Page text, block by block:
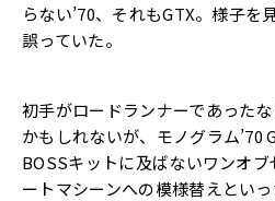
らない’70、それもGTX。様子を
誤っていた。
初手がロードランナーであった
かもしれないが、モノグラム’70
BOSSキットに及ばないワンオブ
ートマシーンへの模様替えといっ